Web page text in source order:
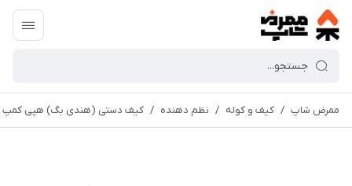
ممرض شاپ / کیف و کوله / نظم دهنده / کیف دستی (هندی بگ) هپی کمپ کد